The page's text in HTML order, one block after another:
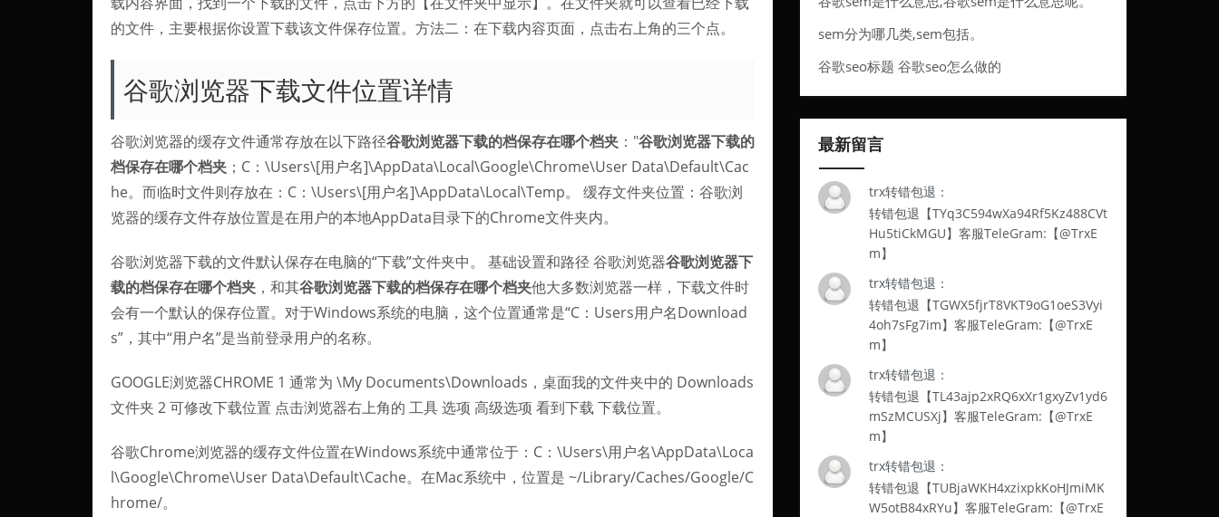
的文件，主要根据你设置下载该文件保存位置。方法二：在下载内容页面，点击右上角的三个点。
谷歌浏览器下载文件位置详情
谷歌浏览器的缓存文件通常存放在以下路径谷歌浏览器下载的档保存在哪个档夹 ："谷歌浏览器下载的
档保存在哪个档夹 ；C：\Users\[用户名]\AppData\Local\Google\Chrome\User Data\Default\Cac
he。而临时文件则存放在：C：\Users\[用户名]\AppData\Local\Temp。 缓存文件夹位置：谷歌浏
览器的缓存文件存放位置是在用户的本地AppData目录下的Chrome文件夹内。
谷歌浏览器下载的文件默认保存在电脑的“下载”文件夹中。 基础设置和路径 谷歌浏览器谷歌浏览器下
载的档保存在哪个档夹 ，和其谷歌浏览器下载的档保存在哪个档夹他大多数浏览器一样，下载文件时
会有一个默认的保存位置。对于Windows系统的电脑，这个位置通常是“C：Users用户名Download
s”，其中“用户名”是当前登录用户的名称。
GOOGLE浏览器CHROME 1 通常为 \My Documents\Downloads，桌面我的文件夹中的 Downloads
文件夹 2 可修改下载位置 点击浏览器右上角的 工具 选项 高级选项 看到下载 下载位置。
谷歌Chrome浏览器的缓存文件位置在Windows系统中通常位于：C：\Users\用户名\AppData\Loca
l\Google\Chrome\User Data\Default\Cache。在Mac系统中，位置是 ~/Library/Caches/Google/C
hrome/。
sem分为哪几类,sem包括。
谷歌seo标题 谷歌seo怎么做的
最新留言
trx转错包退：
转错包退【TYq3C594wXa94Rf5Kz488CVt
Hu5tiCkMGU】客服TeleGram:【@TrxE
m】
trx转错包退：
转错包退【TGWX5fjrT8VKT9oG1oeS3Vyi
4oh7sFg7im】客服TeleGram:【@TrxE
m】
trx转错包退：
转错包退【TL43ajp2xRQ6xXr1gxyZv1yd6
mSzMCUSXj】客服TeleGram:【@TrxE
m】
trx转错包退：
转错包退【TUBjaWKH4xzixpkKoHJmiMK
W5otB84xRYu】客服TeleGram:【@TrxE